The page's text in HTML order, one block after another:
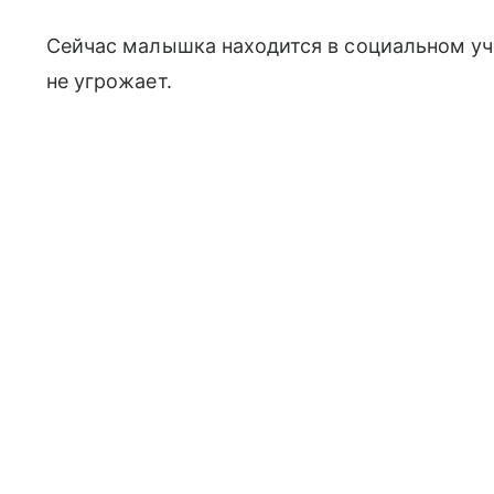
Сейчас малышка находится в социальном
не угрожает.